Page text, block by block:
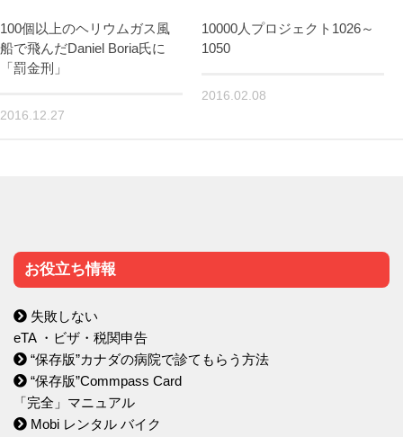
100個以上のヘリウムガス風
船で飛んだDaniel Boria氏に
「罰金刑」
2016.12.27
10000人プロジェクト1026～
1050
2016.02.08
お役立ち情報
失敗しない
eTA ・ビザ・税関申告
“保存版”カナダの病院で診てもらう方法
“保存版”Commpass Card
「完全」マニュアル
Mobi レンタル バイク